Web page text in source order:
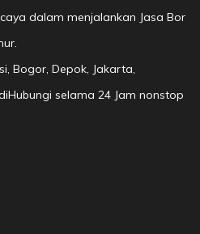
dalam menjalankan Jasa Bor
Bogor, Depok, Jakarta,
selama 24 Jam nonstop